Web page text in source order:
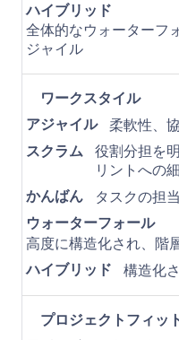
ハイブリッド
全体的なウォーターフ
ジャイル
ワークスタイル
アジャイル 柔軟性、
スクラム 役割分担を
リントへの
かんばん
タスクの担
ウォーターフォール
高度に構造化され、階
ハイブリッド
構造化
プロジェクトフィッ